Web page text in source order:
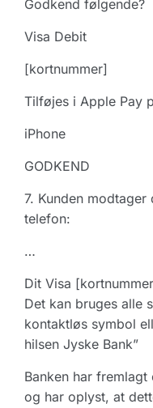
Godkend følgende?
Visa Debit
[kortnummer]
Tilføjes i Apple Pay
iPhone
GODKEND
7. Kunden modtager
telefon:
…
Dit Visa
Det kan bruges alle
kontaktløs symbol
hilsen Jyske Bank”
Banken har
og har oplyst, at